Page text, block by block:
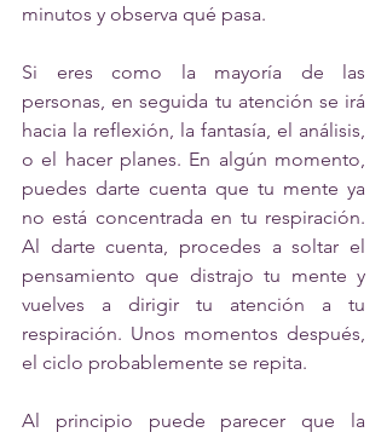
minutos y observa qué pasa.
Si eres como la mayoría de las
personas, en seguida tu atención se irá
hacia la reflexión, la fantasía, el análisis,
o el hacer planes. En algún momento,
puedes darte cuenta que tu mente ya
no está concentrada en tu respiración.
Al darte cuenta, procedes a soltar el
pensamiento que distrajo tu mente y
vuelves a dirigir tu atención a tu
respiración. Unos momentos después,
el ciclo probablemente se repita.
Al principio puede parecer que la